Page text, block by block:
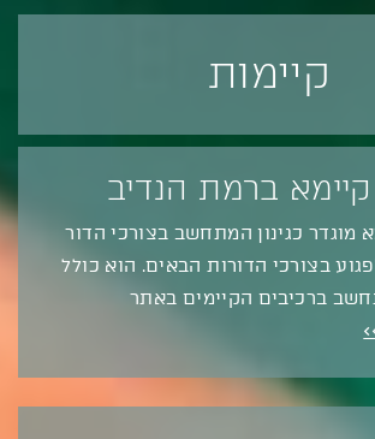
קיימות
קיימא ברמת הנדיב
מוגדר כגינון המתחשב בצורכי הדור
בצורכי הדורות הבאים. הוא כולל
ברכיבים הקיימים באתר